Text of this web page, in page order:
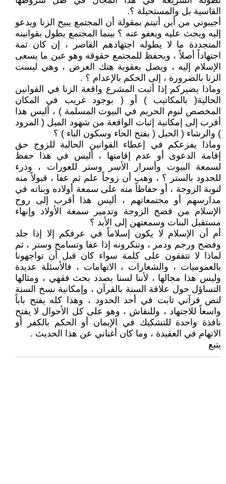
القاسية بل والمستحيلة ؟.
أجيبوني من أين أتيتم بمقولة أن المجتمع يبيح الزنا ويدعو
إليه ويحث عليه ويعفو عنه ؟ بينما المجتمع يطول بقوانينه
المتجددة ما لا يطوله اجتهادهم القاصر ، إن كان ثمة
اجتهاداً أصلاً ، ويحفظ للمجتمع حقوقه وهو عين ما يسعى
الإسلام إليه ، ويصل بعقوبة هتك العرض ، وهي ليست
الزنا بالضرورة ، إلى الحكم بالإعدام ؟ .
وماذا يضيركم إذا أثبت المشرع واقعة الزنا في القوانين
الحالية( بالمكاتيب ) أو ( بوجود غريب في المكان
المخصص لنوم الحريم في البيوت المسلمة ) ، أليس هذا
أقرب إلى إمكانية إثبات الواقعة من شهود الميل ( المرود
) والرشاء ( الحبل ( بفتح الحاء وسكون الباء ) ؟
وماذا يفزعكم في إعطاء القوانين الحالية للزوج حق
إقامة الدعوى أو عدم إقامتها ، أليس في هذا حفظ
لسمعة البيوت وأسرار الأسر وستر للعورات ، ودرء
للحدود بالستر ؟ ، وهب أن زوجاً علم ثم عفا ، قبولاً منه
لنوبة الزوجة ، أو حفاظاً منه على سمعة أولاده وبناته في
مدارسهم أو مجتمعاتهم ، أليس هذا أقرب إلى روح
الإسلام من فضح الزوجة وتدمير سمعة الأولاد وإنهاء
مستقبل البنات وسمعتهن إلى الأبد ؟
أم أن الإسلام لا يكون إسلاماً في عرفكم إلا إذا جلد
وفضح ورجم ودمر ، وتنكرونه إذا عفا وتسامح وستر ، ثم
لماذا لا تتفقون على كلمة سواء كان قبل أن تواجهونا
بالعموميات ، والشعارات ، الاتهامات ، فالأسئلة عديدة
وليس هذا مجالها ، لأننا لسنا بصدد بحث فقهي ، ومثالها
التساؤل حول علاقة السنة بالقرآن ، وإمكانية نسخ السنة
لنص قرآني ثابت في أحد الحدود ، وهذا كله يفتح باباً
واسعاً للاجتهاد ، وللنقاش ، وهو على كل الأحوال لا يفتح
نافذة واحدة للتشكيك في الإيمان أو الحكم بالكفر أو
الاتهام في العقيدة ، وما كان أغناني عن هذا الحديث .
يتبع